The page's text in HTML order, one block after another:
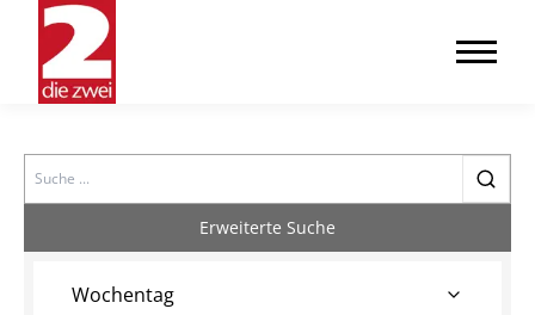
Search
Erweiterte Suche
Wochentag